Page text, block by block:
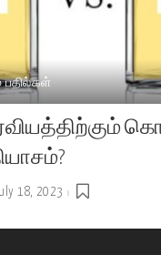
பதில்கள்
18, 2023